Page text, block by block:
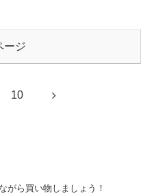
ージ
10 次
がら買い物しましょう！